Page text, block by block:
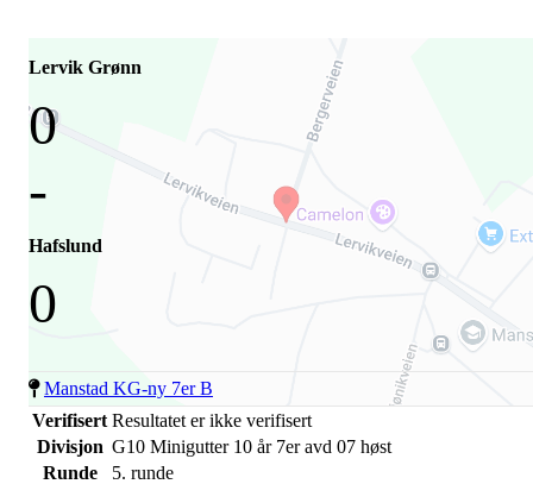
Lervik Grønn
0
-
Hafslund
0
Manstad KG-ny 7er B
Verifisert Resultatet er ikke verifisert
Divisjon G10 Minigutter 10 år 7er avd 07 høst
Runde
5. runde